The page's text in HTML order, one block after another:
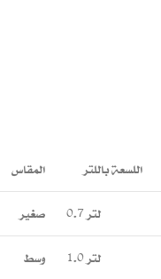
اللسعة باللتر المقاس
0.7 لتر صغير
1.0 لتر وسط